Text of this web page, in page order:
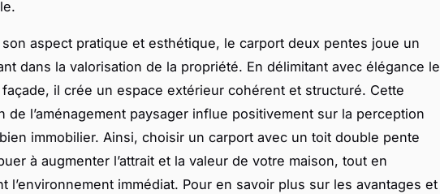
aspect pratique et esthétique, le carport deux pentes joue un
dans la valorisation de la propriété. En délimitant avec élégance le
il crée un espace extérieur cohérent et structuré. Cette
de l’aménagement paysager influe positivement sur la perception
immobilier. Ainsi, choisir un carport avec un toit double pente
à augmenter l’attrait et la valeur de votre maison, tout en
l’environnement immédiat. Pour en savoir plus sur les avantages et